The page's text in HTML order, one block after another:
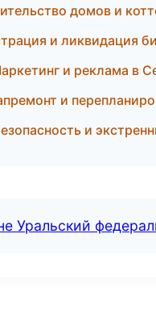
домов и
и ликвидация
и реклама в
и
и
Уральский